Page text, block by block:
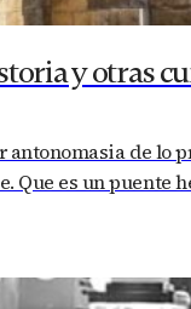
y otras
antonomasia de lo
Que es un puente